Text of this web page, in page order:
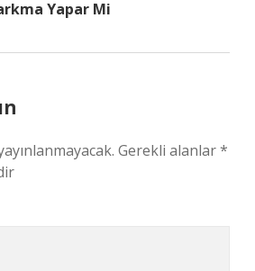
Yapar Mi
Gerekli alanlar*